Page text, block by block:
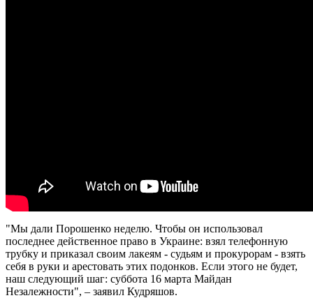
"Мы дали Порошенко неделю. Чтобы он использовал
последнее действенное право в Украине: взял телефонную
трубку и приказал своим лакеям - судьям и прокурорам - взять
себя в руки и арестовать этих подонков. Если этого не будет,
наш следующий шаг: суббота 16 марта Майдан
Незалежности", – заявил Кудряшов.